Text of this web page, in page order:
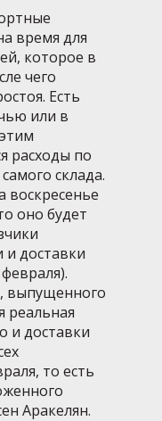
время для
которое в
чего
Есть
или в
расходы по
склада.
воскресенье
оно будет
и доставки
выпущенного
реальная
и доставки
то есть
Аракелян.